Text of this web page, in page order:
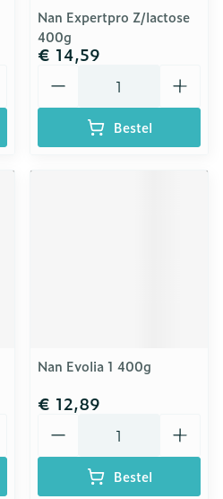
Nan Expertpro Z/lactose
400g
€ 14,59
Bestel
Nan Evolia 1 400g
€ 12,89
Bestel